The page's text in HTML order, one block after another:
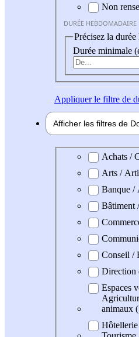
Non
DURÉE HEBDOMADAIRE
Précisez la
Durée minimale
Appliquerle filtre de
Afficher les filtres de
Domaine Achats /
Arts /
Banque /
Bâtiment
Conseil /
Direction
Espaces
animaux